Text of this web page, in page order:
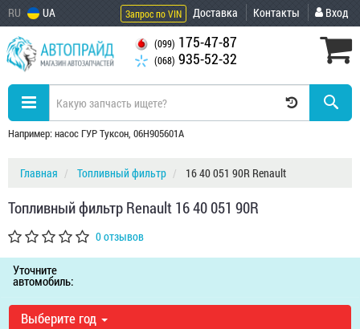
RU UA Запрос по VIN Доставка Контакты Вход
(099) 175-47-87
(068) 935-52-32
Например: насос ГУР Туксон, 06H905601A
Главная Топливный фильтр 16 40 051 90R Renault
Топливный фильтр Renault 16 40 051 90R
0 отзывов
Уточните
автомобиль:
Выберите год